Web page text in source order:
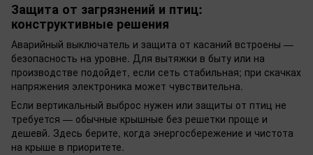
Защита от загрязнений и птиц:
конструктивные решения
Аварийный выключатель и защита от касаний встроены —
безопасность на уровне. Для вытяжки в быту или на
производстве подойдет, если сеть стабильная; при скачках
напряжения электроника может чувствительна.
Если вертикальный выброс нужен или защиты от птиц не
требуется — обычные крышные без решетки проще и
дешевй. Здесь берите, когда энергосбережение и чистота
на крыше в приоритете.